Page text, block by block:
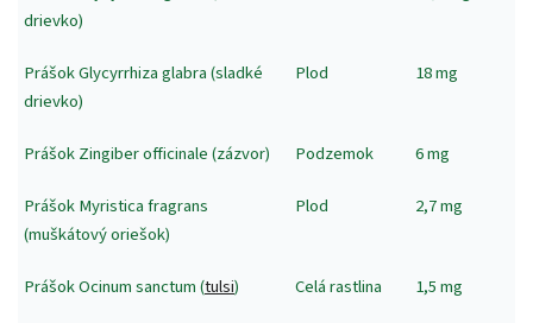
drievko)
Prášok Glycyrrhiza glabra (sladké
drievko)
Plod 18 mg
Prášok Zingiber officinale (zázvor) Podzemok 6 mg
Prášok Myristica fragrans
(muškátový oriešok)
Plod 2,7 mg
Prášok Ocinum sanctum (tulsi) Celá rastlina 1,5 mg